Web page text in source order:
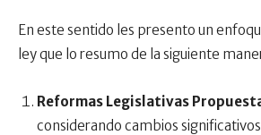
En este sentido les presento un
ley que lo resumo de la siguiente
Reformas Legislativas
considerando cambios